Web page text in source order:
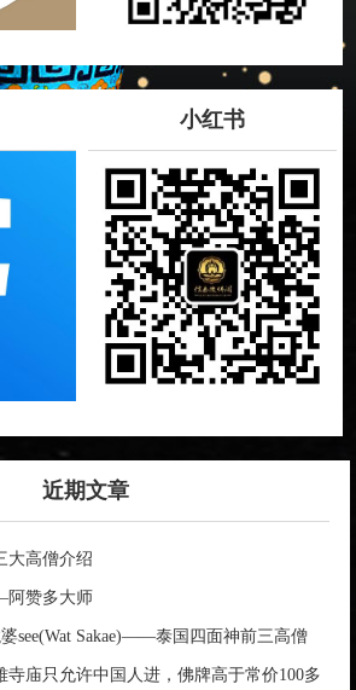
小红书
近期文章
大高僧介绍
赞多大师
see(Wat Sakae)——泰国四面神前三高僧
寺庙只允许中国人进，佛牌高于常价100多